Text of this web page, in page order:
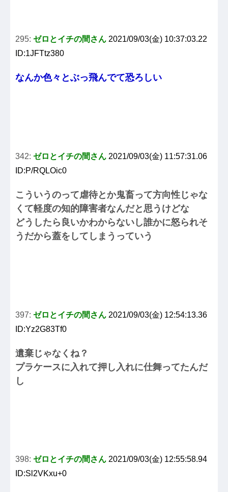
295: ゼロとイチの間さん 2021/09/03(金) 10:37:03.22
ID:1JFTtz380
なんか色々とぶっ飛んでて恐ろしい
342: ゼロとイチの間さん 2021/09/03(金) 11:57:31.06
ID:P/RQLOic0
こういうのって虐待とか鬼畜って方向性じゃな
くて軽度の知的障害者なんだと思うけどな
どうしたら良いかわからないし誰かに怒られそ
うだから蓋をしてしまうっていう
397: ゼロとイチの間さん 2021/09/03(金) 12:54:13.36
ID:Yz2G83Tf0
遺棄じゃなくね？
プラケースに入れて押し入れに仕舞ってたんだ
し
398: ゼロとイチの間さん 2021/09/03(金) 12:55:58.94
ID:Sl2VKxu+0